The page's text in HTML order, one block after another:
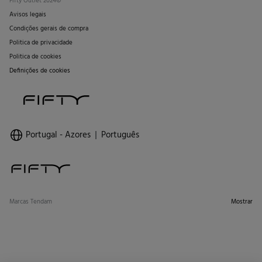
Avisos legais
Condições gerais de compra
Politica de privacidade
Politica de cookies
Definições de cookies
Portugal - Azores Português
Marcas Tendam Mostrar